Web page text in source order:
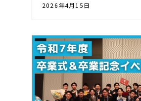
2026年4月15日